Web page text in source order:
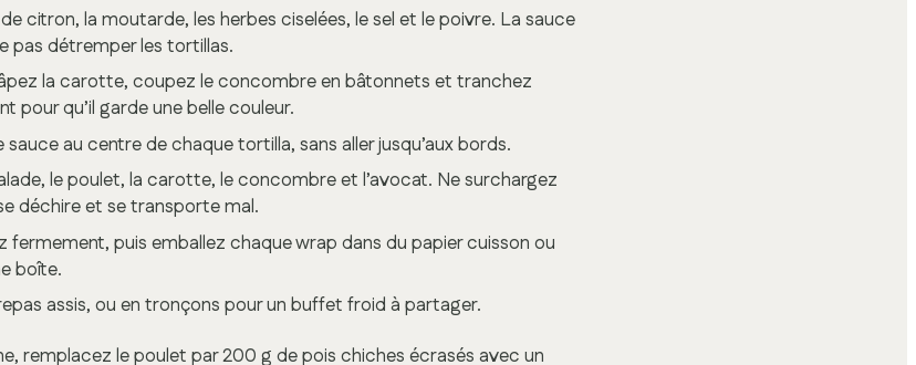
citron, la moutarde, les herbes ciselées, le sel et le poivre. La sauce
pas détremper les tortillas.
la carotte, coupez le concombre en bâtonnets et tranchez
pour qu’il garde une belle couleur.
au centre de chaque tortilla, sans aller jusqu’aux bords.
le poulet, la carotte, le concombre et l’avocat. Ne surchargez
déchire et se transporte mal.
fermement, puis emballez chaque wrap dans du papier cuisson ou
boîte.
assis, ou en tronçons pour un buffet froid à partager.
remplacez le poulet par 200 g de pois chiches écrasés avec un